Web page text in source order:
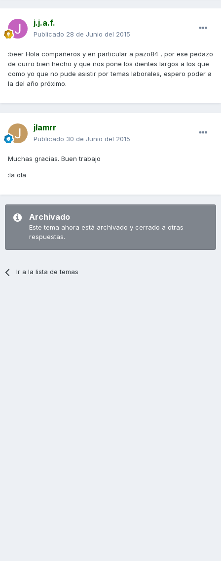
j.j.a.f.
Publicado 28 de Junio del 2015
:beer Hola compañeros y en particular a pazo84 , por ese pedazo
de curro bien hecho y que nos pone los dientes largos a los que
como yo que no pude asistir por temas laborales, espero poder a
la del año próximo.
jlamrr
Publicado 30 de Junio del 2015
Muchas gracias. Buen trabajo
:la ola
Archivado
Este tema ahora está archivado y cerrado a otras
respuestas.
Ir a la lista de temas